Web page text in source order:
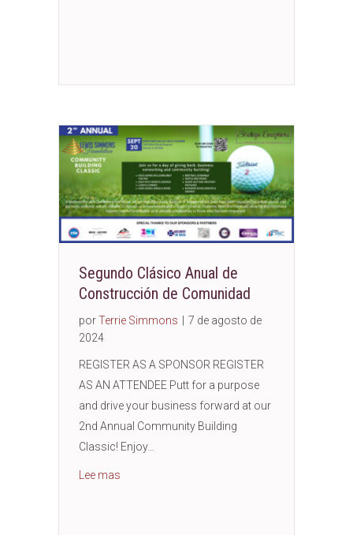
Segundo Clásico Anual de
Construcción de Comunidad
porTerrie Simmons
7 de agosto de
2024
REGISTER AS A SPONSOR REGISTER
AS AN ATTENDEE Putt for a purpose
and drive your business forward at our
2nd Annual Community Building
Classic! Enjoy…
Lee mas